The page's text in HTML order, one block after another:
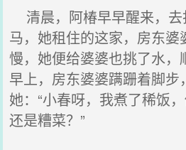
清晨，阿椿早早醒来，去
马，她租住的这家，房东
慢，她便给婆婆也挑了水
早上，房东婆婆蹒跚着脚步
她：“小春呀，我煮了稀饭
还是糟菜？”